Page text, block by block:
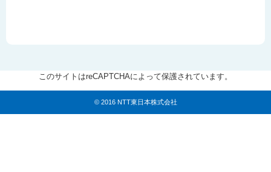
このサイトはreCAPTCHAによって保護されています。
© 2016 NTT東日本株式会社